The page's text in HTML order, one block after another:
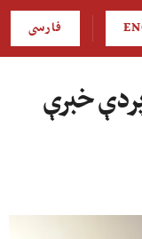
فارسی
خبرې